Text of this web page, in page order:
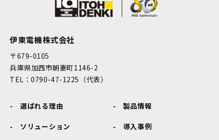
伊東電機株式会社
〒679-0105
兵庫県加西市朝妻町1146-2
TEL：0790-47-1225（代表）
選ばれる理由 製品情報
ソリューション 導入事例